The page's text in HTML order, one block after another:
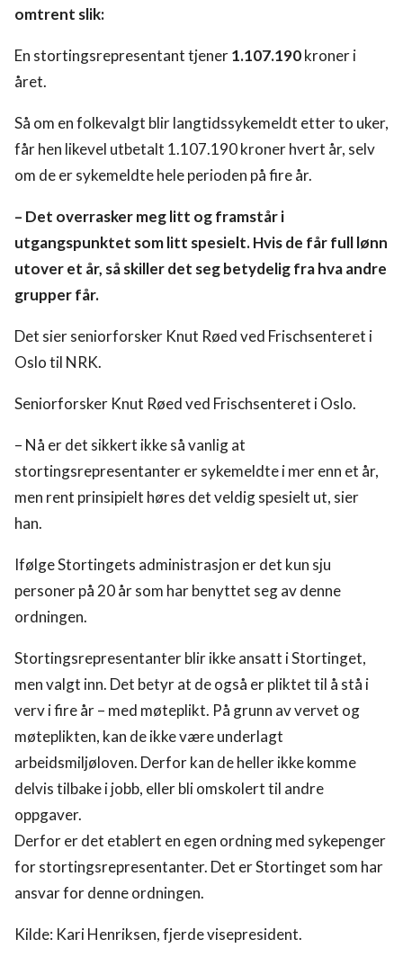
omtrent slik:
En stortingsrepresentant tjener1.107.190kroner i
året.
Så om en folkevalgt blir langtidssykemeldt etter to uker,
får hen likevel utbetalt 1.107.190 kroner hvert år, selv
om de er sykemeldte hele perioden på fire år.
– Det overrasker meg litt og framstår i
utgangspunktet som litt spesielt. Hvis de får full lønn
utover et år, så skiller det seg betydelig fra hva andre
grupper får.
Det sier seniorforsker Knut Røed ved Frischsenteret i
Oslo til NRK.
Seniorforsker Knut Røed ved Frischsenteret i Oslo.
– Nå er det sikkert ikke så vanlig at
stortingsrepresentanter er sykemeldte i mer enn et år,
men rent prinsipielt høres det veldig spesielt ut, sier
han.
Ifølge Stortingets administrasjon er det kun sju
personer på 20 år som har benyttet seg av denne
ordningen.
Stortingsrepresentanter blir ikke ansatt i Stortinget,
men valgt inn. Det betyr at de også er pliktet til å stå i
verv i fire år – med møteplikt. På grunn av vervet og
møteplikten, kan de ikke være underlagt
arbeidsmiljøloven. Derfor kan de heller ikke komme
delvis tilbake i jobb, eller bli omskolert til andre
oppgaver.
Derfor er det etablert en egen ordning med sykepenger
for stortingsrepresentanter. Det er Stortinget som har
ansvar for denne ordningen.
Kilde: Kari Henriksen, fjerde visepresident.